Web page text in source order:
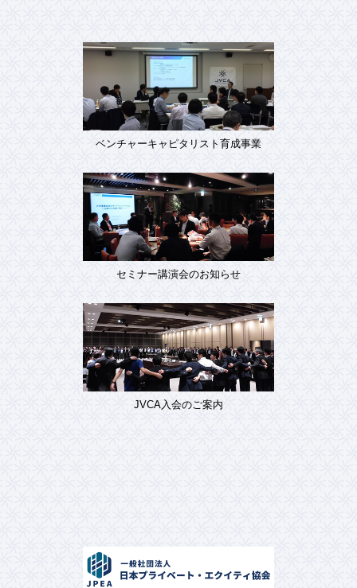
ベンチャーキャピタリスト育成事業
セミナー講演会のお知らせ
JVCA入会のご案内